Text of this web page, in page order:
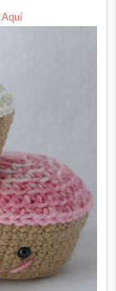
Aquí